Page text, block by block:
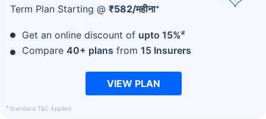
Term Plan Starting @ ₹582/महीना+
Get an online discount of upto 15%#
Compare 40+ plans from 15 Insurers
VIEW PLAN
+Standard T&C Applied